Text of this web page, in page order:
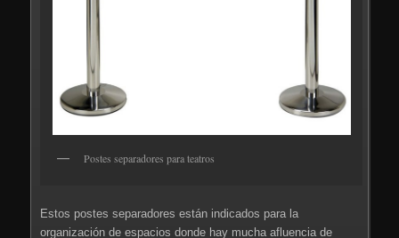
Postes separadores para teatros
Estos postes separadores están indicados para la
organización de espacios donde hay mucha afluencia de